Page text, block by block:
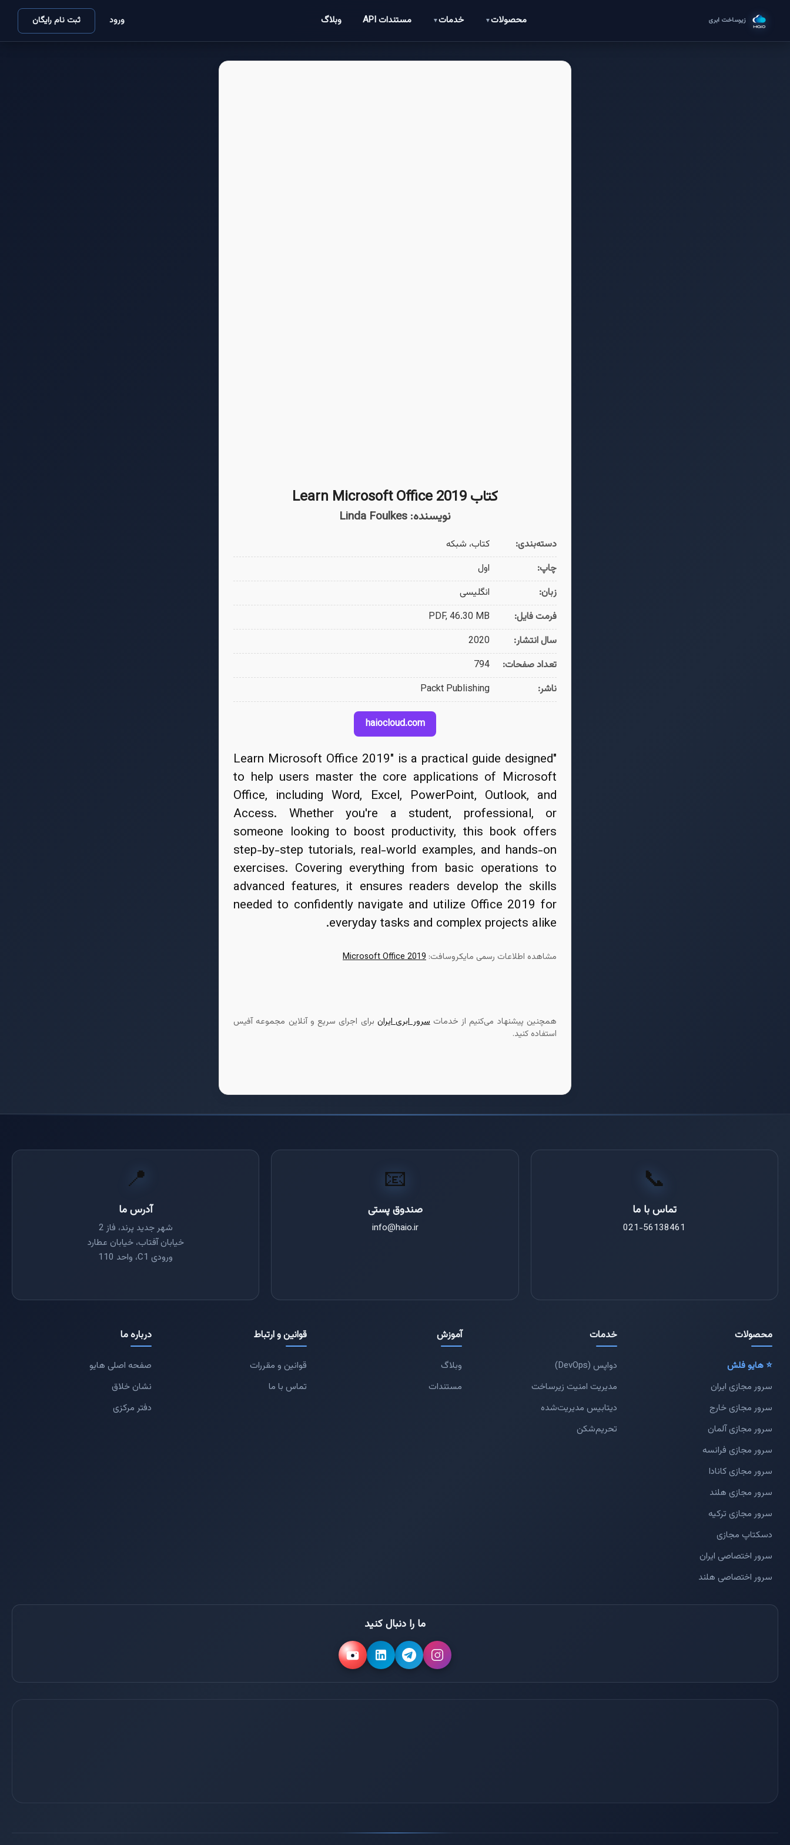
زیرساخت ابری محصولات▼ خدمات▼ مستندات API وبلاگ ورود ثبت نام رایگان
کتاب Learn Microsoft Office 2019
نویسنده: Linda Foulkes
دسته‌بندی:
کتاب، شبکه
چاپ:
اول
زبان:
انگلیسی
فرمت فایل:
سال انتشار:
تعداد صفحات:
ناشر:
haiocloud.com
"Learn Microsoft Office 2019" is a practical guide designed
to help users master the core applications of Microsoft
Office, including Word, Excel, PowerPoint, Outlook, and
Access. Whether you're a student, professional, or
someone looking to boost productivity, this book offers
step-by-step tutorials, real-world examples, and hands-on
exercises. Covering everything from basic operations to
advanced features, it ensures readers develop the skills
needed to confidently navigate and utilize Office 2019 for
everyday tasks and complex projects alike.
مشاهده اطلاعات رسمی مایکروسافت: Microsoft Office 2019
همچنین پیشنهاد می‌کنیم از خدماتسرور ابری ایران برای اجرای سریع و آنلاین مجموعه آفیس
استفاده کنید.
📞
تماس با ما
021-56138461
📧
صندوق پستی
info@haio.ir
📍
آدرس ما
شهر جدید پرند، فاز 2
خیابان آفتاب، خیابان عطارد
ورودی C1، واحد 110
محصولات
⭐ هایو فلش
سرور مجازی ایران
سرور مجازی خارج
سرور مجازی آلمان
سرور مجازی فرانسه
سرور مجازی کانادا
سرور مجازی هلند
سرور مجازی ترکیه
دسکتاپ مجازی
سرور اختصاصی ایران
سرور اختصاصی هلند
خدمات
دواپس (DevOps)
مدیریت امنیت زیرساخت
دیتابیس مدیریت‌شده
تحریم‌شکن
آموزش
وبلاگ
مستندات
قوانین و ارتباط
قوانین و مقررات
تماس با ما
درباره ما
صفحه اصلی هایو
نشان خلاق
دفتر مرکزی
ما را دنبال کنید